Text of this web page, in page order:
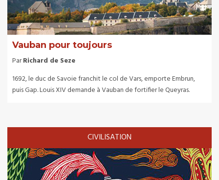
Vauban pour toujours
ParRichard de Seze
1692, le duc de Savoie franchit le col de Vars, emporte Embrun,
puis Gap. Louis XIV demande à Vauban de fortifier le Queyras.
CIVILISATION